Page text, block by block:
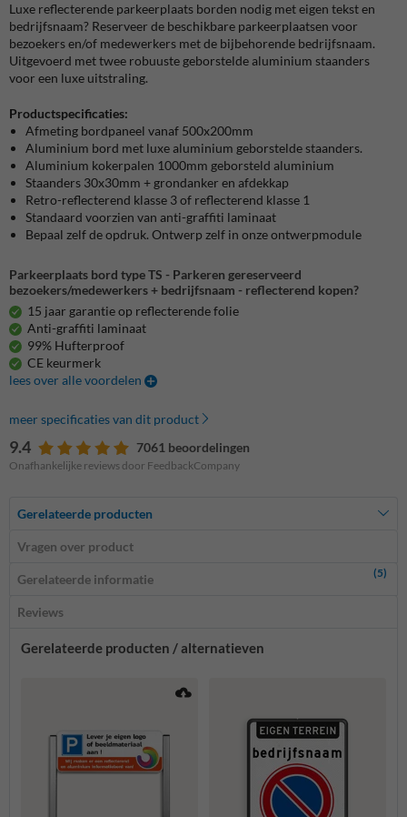
Luxe reflecterende parkeerplaats borden nodig met eigen tekst en
bedrijfsnaam? Reserveer de beschikbare parkeerplaatsen voor
bezoekers en/of medewerkers met de bijbehorende bedrijfsnaam.
Uitgevoerd met twee robuuste geborstelde aluminium staanders
voor een luxe uitstraling.
Productspecificaties:
Afmeting bordpaneel vanaf 500x200mm
Aluminium bord met luxe aluminium geborstelde staanders.
Aluminium kokerpalen 1000mm geborsteld aluminium
Staanders 30x30mm + grondanker en afdekkap
Retro-reflecterend klasse 3 of reflecterend klasse 1
Standaard voorzien van anti-graffiti laminaat
Bepaal zelf de opdruk. Ontwerp zelf in onze ontwerpmodule
Parkeerplaats bord type TS - Parkeren gereserveerd
bezoekers/medewerkers + bedrijfsnaam - reflecterend kopen?
15 jaar garantie op reflecterende folie
Anti-graffiti laminaat
99% Hufterproof
CE keurmerk
lees over alle voordelen
meer specificaties van dit product
9.4 7061 beoordelingen
Onafhankelijke reviews door FeedbackCompany
Gerelateerde producten
Vragen over product
Gerelateerde informatie (5)
Reviews
Gerelateerde producten / alternatieven